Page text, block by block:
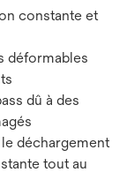
constante et
déformables
dû à des
déchargement
tout au